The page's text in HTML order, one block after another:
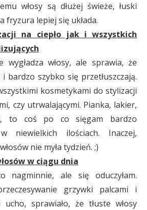
włosy są dłużej świeże, łuski
fryzura lepiej się układa.
na ciepło jak i wszystkich
wygładza włosy, ale sprawia, że
bardzo szybko się przetłuszczają.
kosmetykami do stylizacji
czy utrwalającymi. Pianka, lakier,
to coś po co sięgam bardzo
niewielkich ilościach. Inaczej,
nie myła tydzień. ;)
w ciągu dnia
nagminnie, ale się oduczyłam.
grzywki palcami i
ucho, sprawiało, że tłuste włosy